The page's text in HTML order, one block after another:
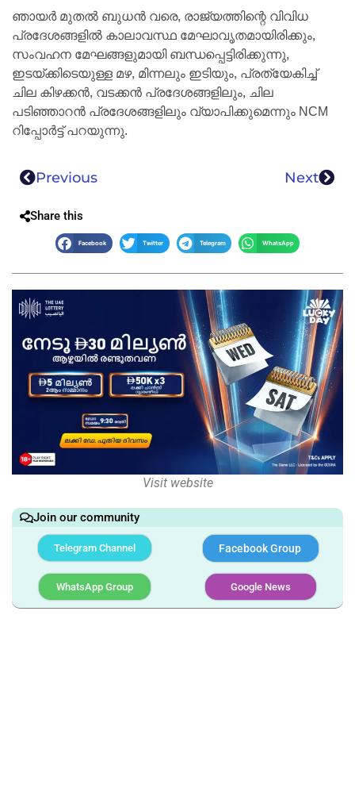
ഞായർ മുതൽ ബുധൻ വരെ, രാജ്യത്തിന്റെ വിവിധ
പ്രദേശങ്ങളിൽ കാലാവസ്ഥ മേഘാവൃതമായിരിക്കും,
സംവഹന മേഘങ്ങളുമായി ബന്ധപ്പെട്ടിരിക്കുന്നു,
ഇടയ്‌ക്കിടെയുള്ള മഴ, മിന്നലും ഇടിയും, പ്രത്യേകിച്ച്
ചില കിഴക്കൻ, വടക്കൻ പ്രദേശങ്ങളിലും, ചില
പടിഞ്ഞാറൻ പ്രദേശങ്ങളിലും വ്യാപിക്കുമെന്നും NCM
റിപ്പോർട്ട് പറയുന്നു.
Previous Next
Share this
Facebook Twitter Telegram WhatsApp
Visit website
Join our community
Telegram Channel Facebook Group
WhatsApp Group Google News